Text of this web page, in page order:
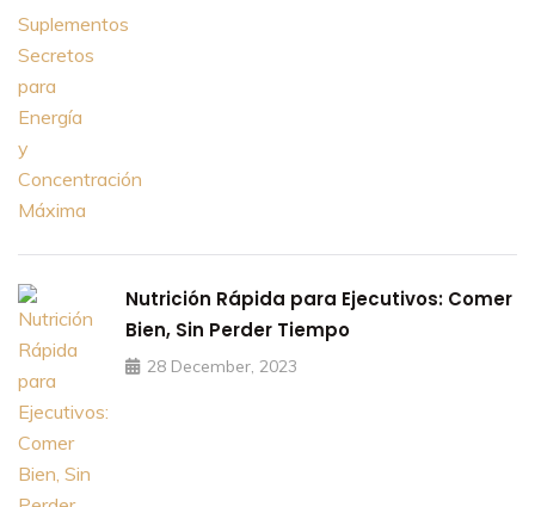
Nutrición Rápida para Ejecutivos: Comer
Bien, Sin Perder Tiempo
28 December, 2023